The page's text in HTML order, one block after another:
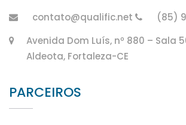
contato@qualific.net
(85)
Avenida Dom Luís, nº 880 – Sala
Aldeota, Fortaleza-CE
PARCEIROS